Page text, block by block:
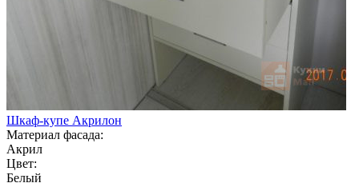
Шкаф-купе Акрилон
Материал фасада:
Акрил
Цвет:
Белый